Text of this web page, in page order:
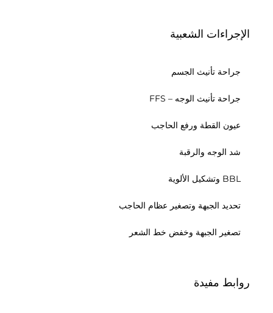
الإجراءات الشعبية
جراحة تأنيث الجسم
جراحة تأنيث الوجه – FFS
عيون القطة ورفع الحاجب
شد الوجه والرقبة
BBL وتشكيل الألوية
تحديد الجبهة وتصغير عظام الحاجب
تصغير الجبهة وخفض خط الشعر
روابط مفيدة